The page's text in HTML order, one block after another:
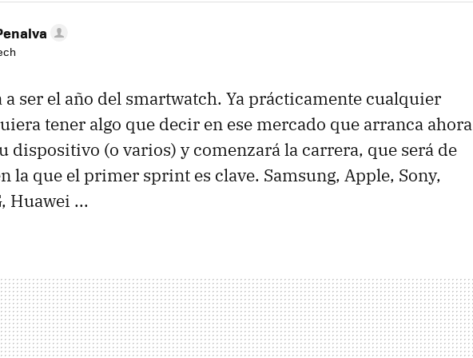
ser el año del smartwatch. Ya prácticamente cualquier
tener algo que decir en ese mercado que arranca ahora
dispositivo (o varios) y comenzará la carrera, que será de
la que el primer sprint es clave. Samsung, Apple, Sony,
Huawei ...